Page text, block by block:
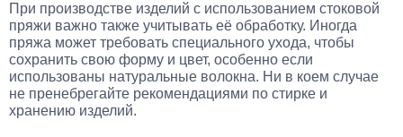
При производстве изделий с использованием стоковой
пряжи важно также учитывать её обработку. Иногда
пряжа может требовать специального ухода, чтобы
сохранить свою форму и цвет, особенно если
использованы натуральные волокна. Ни в коем случае
не пренебрегайте рекомендациями по стирке и
хранению изделий.